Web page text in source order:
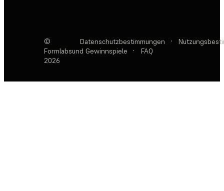
©
Formlabs
2026
Datenschutzbestimmungen ·
und Gewinnspiele
· FAQ